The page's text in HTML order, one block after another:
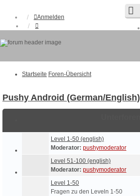
Anmelden
Startseite Foren-Übersicht
Pushy Android (German/English)
Level 1-50 (english)
Moderator: pushymoderator
Level 51-100 (english)
Moderator: pushymoderator
Level 1-50
Fragen zu den Leveln 1-50